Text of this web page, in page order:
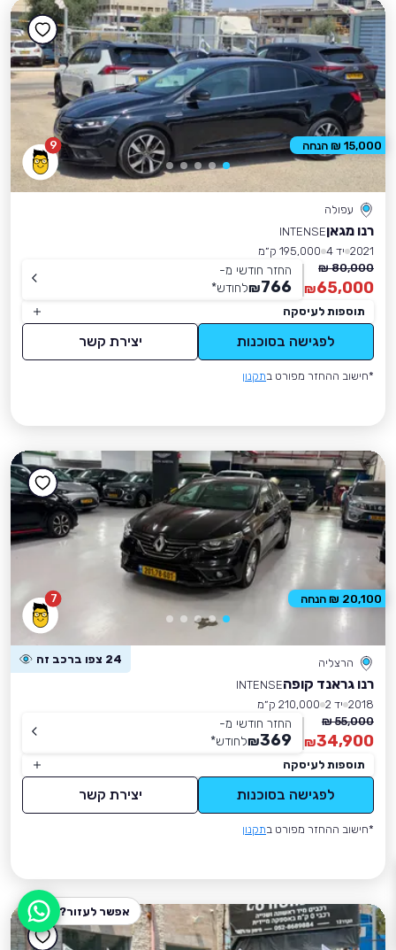
9
עפולה
רנו מגאןINTENSE
2021 יד 4
195,000 ק״מ
80,000 ₪
65,000
₪
החזר חודשי מ-
766
₪לחודש*
תוספות לעיסקה
לפגישה בסוכנות יצירת קשר
*חישוב ההחזר מפורט בתקנון
15,000 ₪ הנחה
7
הרצליה 24 צפו ברכב זה
רנו גראנד קופהINTENSE
2018 יד 2
210,000 ק״מ
55,000 ₪
34,900
₪
החזר חודשי מ-
369
₪לחודש*
תוספות לעיסקה
לפגישה בסוכנות יצירת קשר
*חישוב ההחזר מפורט בתקנון
20,100 ₪ הנחה
אפשר לעזור?